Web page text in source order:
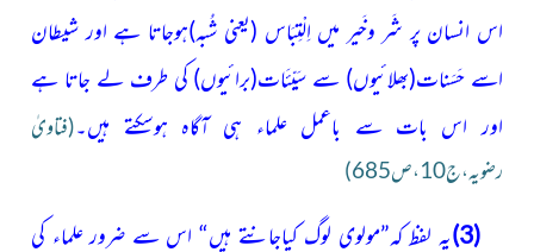
اس انسان پر شَر وخَیر میں اِلْتِبَاس (یعنی شُبہ)ہوجاتا ہے اور شیطان
اسے حَسَنات(بھلائیوں) سے سَیِّئَات(برائیوں) کی طرف لے جاتا ہے
اور اس بات سے باعمل علماء ہی آگاہ ہوسکتے ہیں۔(فتاویٰ
رضویہ،ج10،ص685)
(3) یہ لفظ کہ”مولوی لوگ کیاجانتے ہیں“ اس سے ضرورعلماء کی